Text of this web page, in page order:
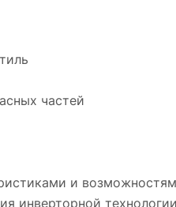
частей
и
инверторной